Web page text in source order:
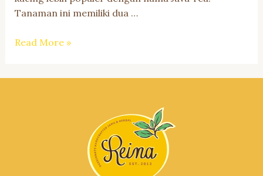
Tanaman ini memiliki dua …
Manfaat
Read More »